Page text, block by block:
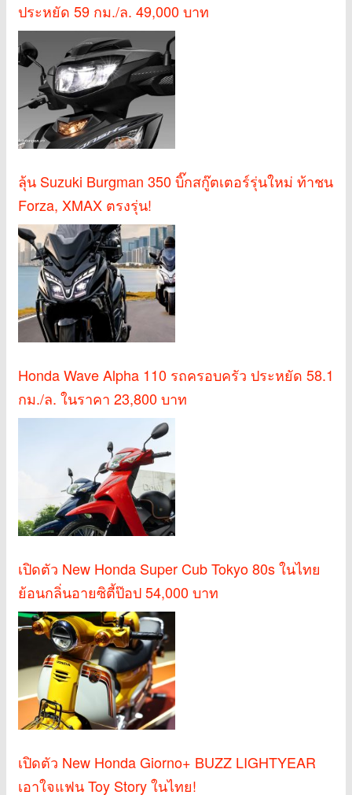
ประหยัด 59 กม./ล. 49,000 บาท
ลุ้น Suzuki Burgman 350 บิ๊กสกู๊ตเตอร์รุ่นใหม่ ท้าชน
Forza, XMAX ตรงรุ่น!
Honda Wave Alpha 110 รถครอบครัว ประหยัด 58.1
กม./ล. ในราคา 23,800 บาท
เปิดตัว New Honda Super Cub Tokyo 80s ในไทย
ย้อนกลิ่นอายซิตี้ป๊อป 54,000 บาท
เปิดตัว New Honda Giorno+ BUZZ LIGHTYEAR
เอาใจแฟน Toy Story ในไทย!